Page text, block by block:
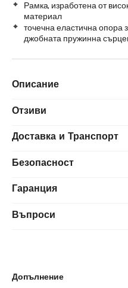
Рамка, изработена от
материал
точечна еластична опора
джобната пружинна
Описание
Отзиви
Доставка и Транспорт
Безопасност
Гаранция
Въпроси
Допълнение